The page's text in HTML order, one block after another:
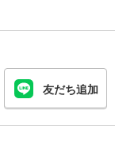
友だち追加